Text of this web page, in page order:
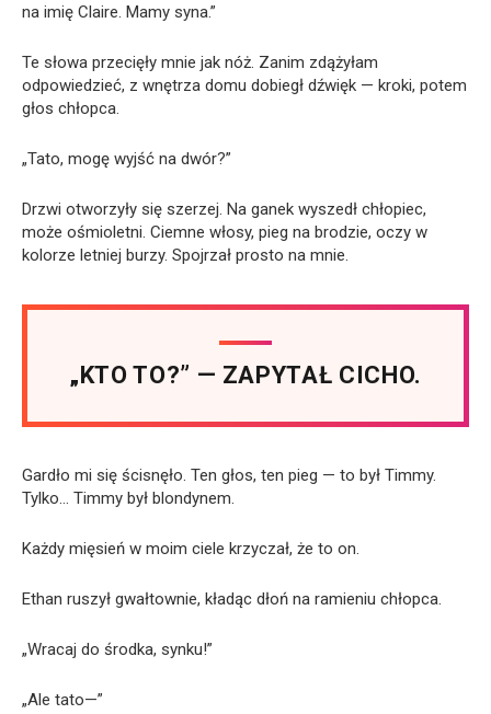
na imię Claire. Mamy syna.”
Te słowa przecięły mnie jak nóż. Zanim zdążyłam
odpowiedzieć, z wnętrza domu dobiegł dźwięk — kroki, potem
głos chłopca.
„Tato, mogę wyjść na dwór?”
Drzwi otworzyły się szerzej. Na ganek wyszedł chłopiec,
może ośmioletni. Ciemne włosy, pieg na brodzie, oczy w
kolorze letniej burzy. Spojrzał prosto na mnie.
„KTO TO?” — ZAPYTAŁ CICHO.
Gardło mi się ścisnęło. Ten głos, ten pieg — to był Timmy.
Tylko… Timmy był blondynem.
Każdy mięsień w moim ciele krzyczał, że to on.
Ethan ruszył gwałtownie, kładąc dłoń na ramieniu chłopca.
„Wracaj do środka, synku!”
„Ale tato—”